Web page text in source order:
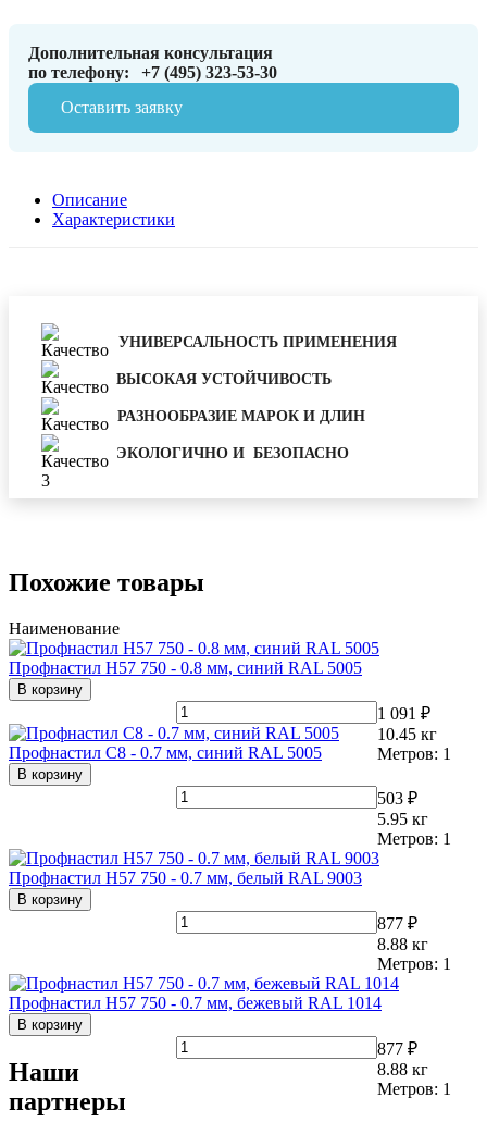
Дополнительная консультация
по телефону:
+7 (495) 323-53-30
Оставить заявку
Описание
Характеристики
УНИВЕРСАЛЬНОСТЬ ПРИМЕНЕНИЯ
ВЫСОКАЯ УСТОЙЧИВОСТЬ
РАЗНООБРАЗИЕ МАРОК И ДЛИН
ЭКОЛОГИЧНО И БЕЗОПАСНО
Похожие товары
Наименование
Профнастил Н57 750 - 0.8 мм, синий RAL 5005
В корзину
1 091 ₽
10.45 кг
Метров: 1
Профнастил С8 - 0.7 мм, синий RAL 5005
В корзину
503 ₽
5.95 кг
Метров: 1
Профнастил Н57 750 - 0.7 мм, белый RAL 9003
В корзину
877 ₽
8.88 кг
Метров: 1
Профнастил Н57 750 - 0.7 мм, бежевый RAL 1014
В корзину
877 ₽
8.88 кг
Метров: 1
Наши
партнеры